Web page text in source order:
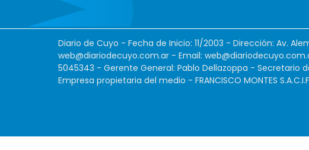
Diario de Cuyo - Fecha de Inicio: 11/2003 - Dirección: Av.
web@diariodecuyo.com.ar - Email:
5045343 - Gerente General: Pablo Dellazoppa - Secretario
Empresa propietaria del medio - FRANCISCO MONTES